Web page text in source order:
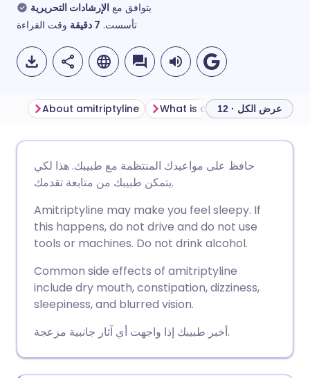
يتوافق مع الإرشادات التحريرية
تأسست. 7 دقيقة وقت القراءة
مشاركة عبر فيسبوك
مشاركة عبر لينكد إن
مشاركة عبر X
نسخ الرابط
🇩🇪 Deutsch
🇪🇸 Español
🇮🇹 Italiano 🇵🇹
🇮🇳 हिन्दी
About amitriptyline What is amitriptyline used
عرض الكل · 12
حافظ على مواعيدك المنتظمة مع طبيبك. هذا لكي
يتمكن طبيبك من متابعة تقدمك.
Amitriptyline may make you feel sleepy. If
this happens, do not drive and do not use
tools or machines. Do not drink alcohol.
Common side effects of amitriptyline
include dry mouth, constipation, dizziness,
sleepiness, and blurred vision.
أخبر طبيبك إذا واجهت أي آثار جانبية مزعجة.